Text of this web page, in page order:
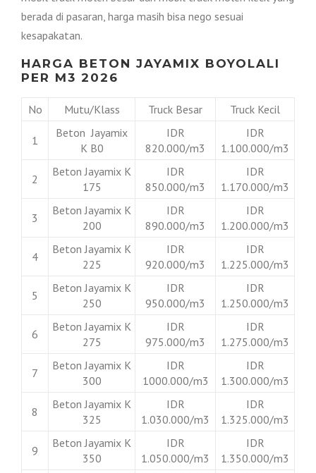
berada di pasaran, harga masih bisa nego sesuai
kesapakatan.
HARGA BETON JAYAMIX BOYOLALI
PER M3 2026
No Mutu/Klass Truck Besar Truck Kecil
1
Beton Jayamix
K B0
IDR
820.000/m3
IDR
1.100.000/m3
2
Beton Jayamix K
175
IDR
850.000/m3
IDR
1.170.000/m3
3
Beton Jayamix K
200
IDR
890.000/m3
IDR
1.200.000/m3
4
Beton Jayamix K
225
IDR
920.000/m3
IDR
1.225.000/m3
5
Beton Jayamix K
250
IDR
950.000/m3
IDR
1.250.000/m3
6
Beton Jayamix K
275
IDR
975.000/m3
IDR
1.275.000/m3
7
Beton Jayamix K
300
IDR
1000.000/m3
IDR
1.300.000/m3
8
Beton Jayamix K
325
IDR
1.030.000/m3
IDR
1.325.000/m3
9
Beton Jayamix K
350
IDR
1.050.000/m3
IDR
1.350.000/m3